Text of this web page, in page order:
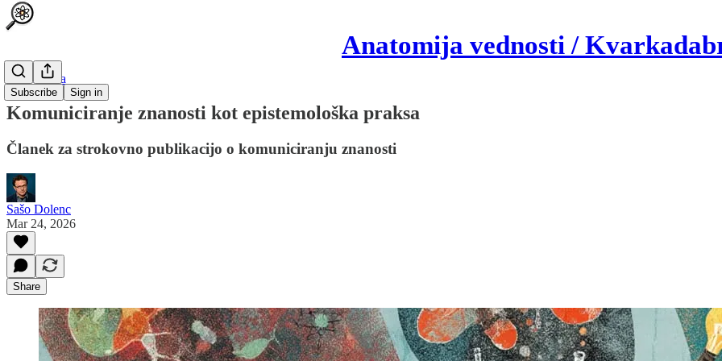
Anatomija vednosti /
Subscribe Sign in
Philosophia
Komuniciranje znanosti kot epistemološka praksa
Članek za strokovno publikacijo o komuniciranju znanosti
Sašo Dolenc
Mar 24, 2026
Share